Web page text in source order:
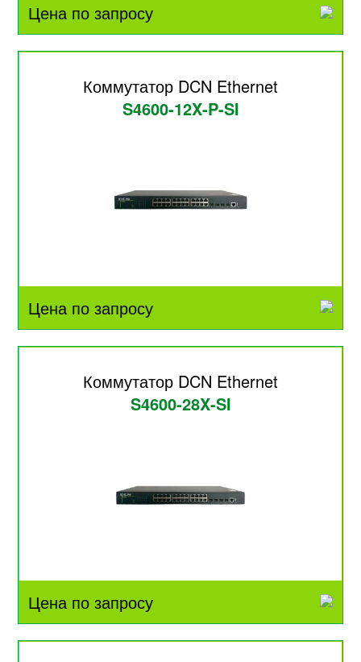
Цена по запросу
Коммутатор DCN Ethernet
S4600-12X-P-SI
Цена по запросу
Коммутатор DCN Ethernet
S4600-28X-SI
Цена по запросу